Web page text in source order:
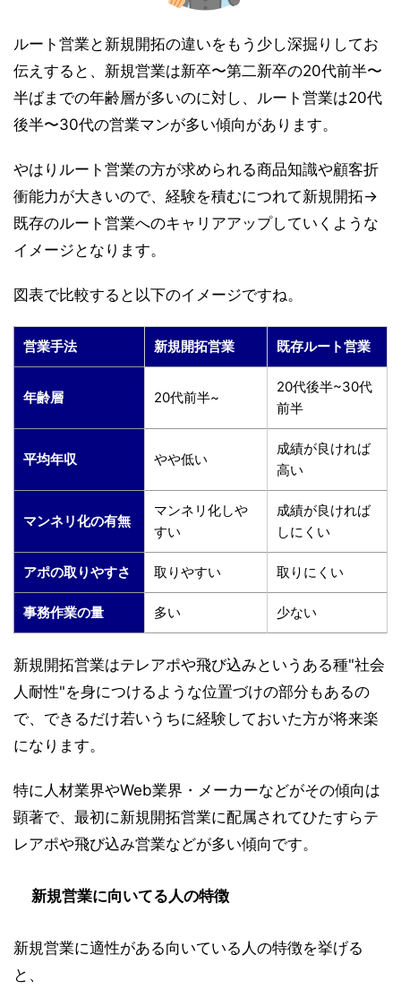
ルート営業と新規開拓の違いをもう少し深掘りしてお
伝えすると、新規営業は新卒〜第二新卒の20代前半〜
半ばまでの年齢層が多いのに対し、ルート営業は20代
後半〜30代の営業マンが多い傾向があります。
やはりルート営業の方が求められる商品知識や顧客折
衝能力が大きいので、経験を積むにつれて新規開拓→
既存のルート営業へのキャリアアップしていくような
イメージとなります。
図表で比較すると以下のイメージですね。
営業手法 新規開拓営業 既存ルート営業
年齢層 20代前半~
20代後半~30代
前半
平均年収 やや低い
成績が良ければ
高い
マンネリ化の有無
マンネリ化しや
すい
成績が良ければ
しにくい
アポの取りやすさ 取りやすい 取りにくい
事務作業の量 多い 少ない
新規開拓営業はテレアポや飛び込みというある種"社会
人耐性"を身につけるような位置づけの部分もあるの
で、できるだけ若いうちに経験しておいた方が将来楽
になります。
特に人材業界やWeb業界・メーカーなどがその傾向は
顕著で、最初に新規開拓営業に配属されてひたすらテ
レアポや飛び込み営業などが多い傾向です。
新規営業に向いてる人の特徴
新規営業に適性がある向いている人の特徴を挙げる
と、